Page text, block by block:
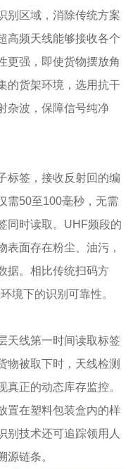
别区域，消除传统方案
高频天线能够接收各个
更强，即使货物摆放角
的货架环境，选用抗干
杂波，保障信号纯净
标签，接收反射回的编
需50至100毫秒，无需
同时读取。UHF频段的
表面存在粉尘、油污，
据。相比传统扫码方
境下的识别可靠性。
天线第一时间读取标签
物被取下时，天线检测
正的动态库存监控。
置在塑料包装盒内的样
别技术还可追踪领用人
源链条。